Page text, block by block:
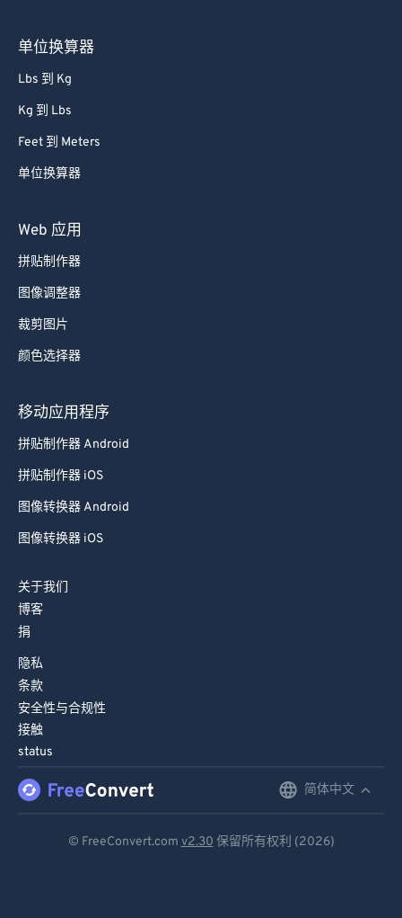
单位换算器
Lbs 到 Kg
Kg 到 Lbs
Feet 到 Meters
单位换算器
Web 应用
拼贴制作器
图像调整器
裁剪图片
颜色选择器
移动应用程序
拼贴制作器 Android
拼贴制作器 iOS
图像转换器 Android
图像转换器 iOS
关于我们
博客
捐
隐私
条款
安全性与合规性
接触
status
简体中文
© FreeConvert.com v2.30 保留所有权利 (2026)